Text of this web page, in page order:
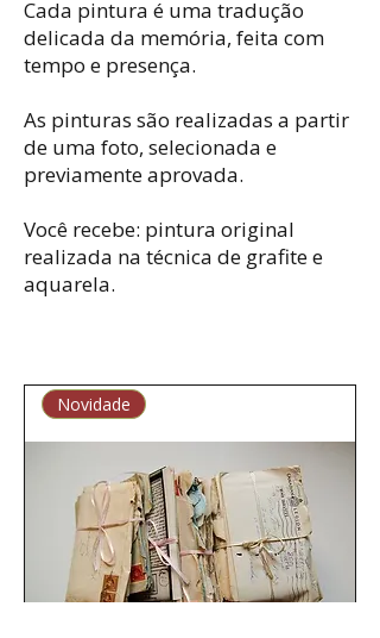
Cada pintura é uma tradução
delicada da memória, feita com
tempo e presença.
As pinturas são realizadas a partir
de uma foto, selecionada e
previamente aprovada.
Você recebe: pintura original
realizada na técnica de grafite e
aquarela.
Novidade